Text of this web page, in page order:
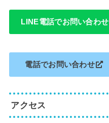
LINE電話でお問い合わせ
電話でお問い合わせ
アクセス